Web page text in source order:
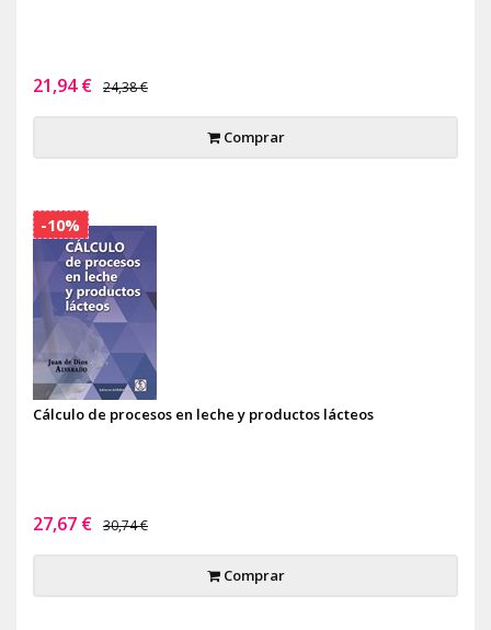
21,94 € 24,38 €
Comprar
Cálculo de procesos en leche y productos lácteos
27,67 € 30,74 €
Comprar
-10%